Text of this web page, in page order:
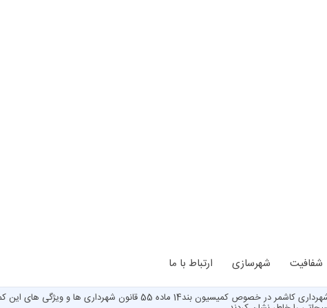
شفافیت شهرسازی ارتباط با ما
خدمتی دیگر از شهرداری کاشمر، مهندس نجار معاون حوزه معاونت خدمات شهری شهرداری کاشمر در